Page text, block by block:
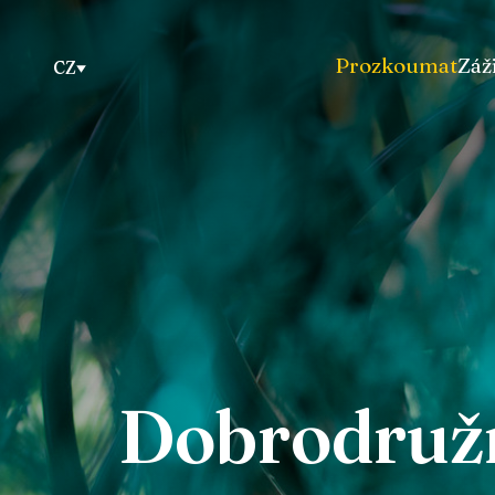
CZ Prozkoumat